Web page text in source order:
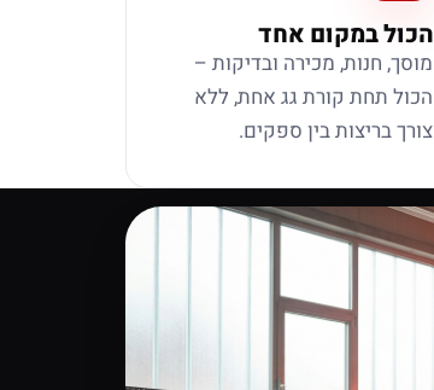
הכול במקום אחד
מוסך, חנות, מכירה ובדיקות –
הכול תחת קורת גג אחת, ללא
צורך בריצות בין ספקים.